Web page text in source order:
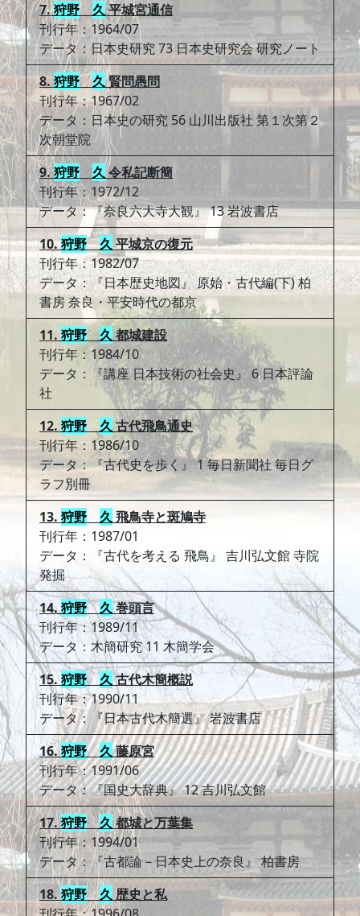
7.狩野 久平城宮通信
刊行年：1964/07
データ：日本史研究 73 日本史研究会 研究ノート
8.狩野 久賢問愚問
刊行年：1967/02
データ：日本史の研究 56 山川出版社 第１次第２
次朝堂院
9.狩野 久令私記断簡
刊行年：1972/12
データ：『奈良六大寺大観』 13 岩波書店
10.狩野 久平城京の復元
刊行年：1982/07
データ：『日本歴史地図』 原始・古代編(下) 柏
書房 奈良・平安時代の都京
11. 狩野 久都城建設
刊行年：1984/10
データ：『講座 日本技術の社会史』 6 日本評論
社
12. 狩野 久古代飛鳥通史
刊行年：1986/10
データ：『古代史を歩く』 1 毎日新聞社 毎日グ
ラフ別冊
13. 狩野 久飛鳥寺と斑鳩寺
刊行年：1987/01
データ：『古代を考える 飛鳥』 吉川弘文館 寺院
発掘
14.狩野 久巻頭言
刊行年：1989/11
データ：木簡研究 11 木簡学会
15.狩野 久古代木簡概説
刊行年：1990/11
データ：『日本古代木簡選』 岩波書店
16.狩野 久藤原宮
刊行年：1991/06
データ：『国史大辞典』 12 吉川弘文館
17.狩野 久都城と万葉集
刊行年：1994/01
データ：『古都論－日本史上の奈良』 柏書房
18.狩野 久歴史と私